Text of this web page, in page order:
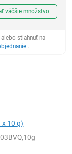
väčšie množstvo
stiahnuť na
.
x 10 g)